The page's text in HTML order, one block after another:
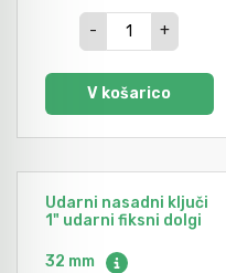
- +
V košarico
Udarni nasadni ključi
1" udarni fiksni dolgi
32 mm